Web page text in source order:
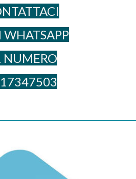
WHATSAPP
NUME​RO